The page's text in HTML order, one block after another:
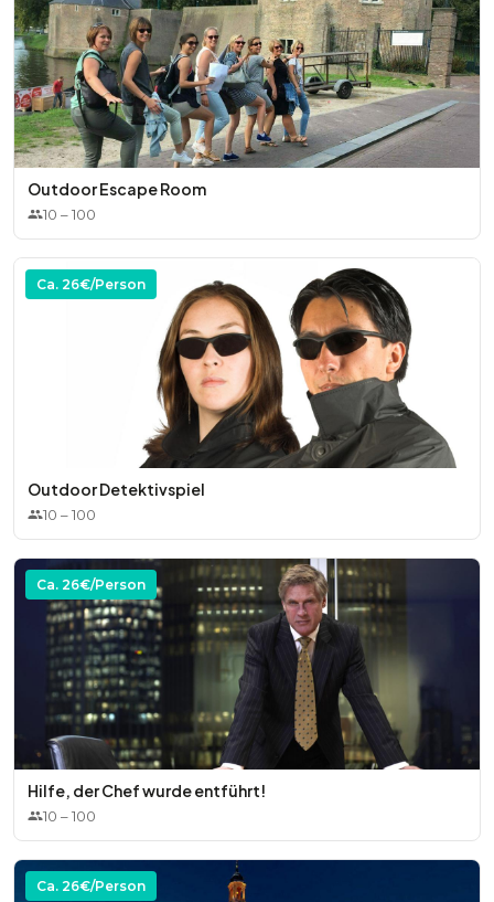
Outdoor Escape Room
10 –100
Ca. 26€/Person
Outdoor Detektivspiel
10 –100
Ca. 26€/Person
Hilfe, der Chef wurde entführt!
10 –100
Ca. 26€/Person